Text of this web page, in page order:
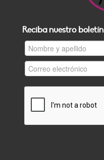
Reciba nuestro boletín